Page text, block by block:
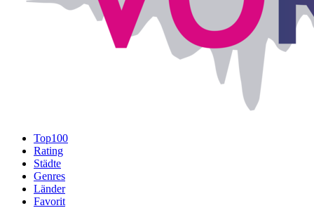
Top100
Rating
Städte
Genres
Länder
Favorit